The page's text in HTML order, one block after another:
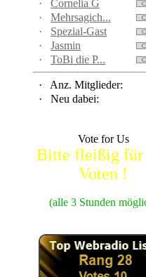
·
Cornelia G
·
Mehrsagich...
·
Spezial-Gast
·
Jasmin
·
ToBi die P...
· Anz. Mitglieder:
·
Neu dabei:
Vote for Us
Bitte fleißig für
Voten !
(alle 3 Stunden